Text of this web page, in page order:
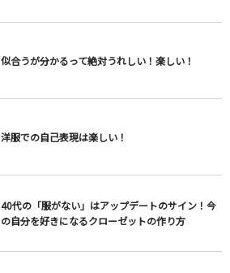
似合うが分かるって絶対うれしい！楽しい！
洋服での自己表現は楽しい！
40代の「服がない」はアップデートのサイン！今
の自分を好きになるクローゼットの作り方